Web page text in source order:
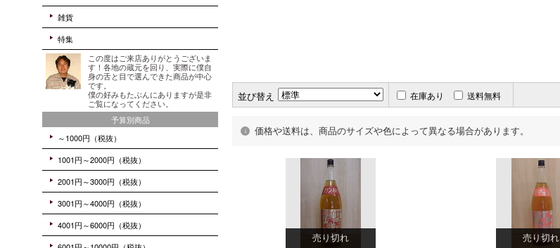
並び替え 在庫あり 送料無料
価格や送料は、商品のサイズや色によって異なる場合があります。
売り切れ 売り切れ